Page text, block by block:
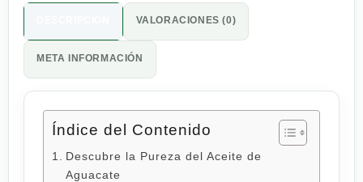
VALORACIONES (0)
META INFORMACIÓN
Índice del Contenido
Descubre la Pureza del Aceite de
Aguacate